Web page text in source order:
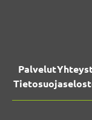
Palvelut